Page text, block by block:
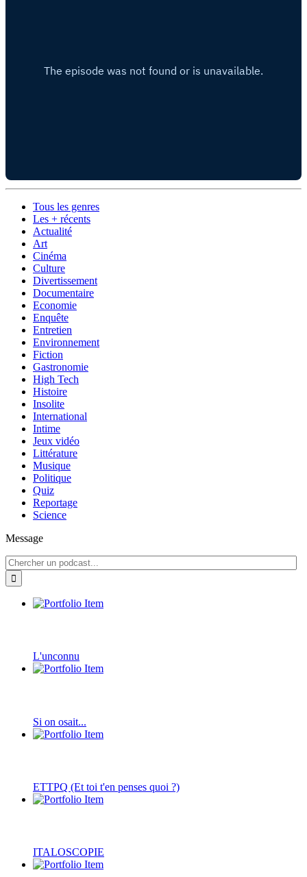
Tous les genres
Les + récents
Actualité
Art
Cinéma
Culture
Divertissement
Documentaire
Economie
Enquête
Entretien
Environnement
Fiction
Gastronomie
High Tech
Histoire
Insolite
International
Intime
Jeux vidéo
Littérature
Musique
Politique
Quiz
Reportage
Science
Message
L'unconnu
Si on osait...
ETTPQ (Et toi t'en penses quoi ?)
ITALOSCOPIE